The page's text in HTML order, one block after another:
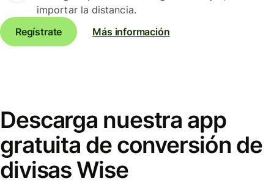
importar la distancia.
Regístrate
Más información
Descarga nuestra app
gratuita de conversión de
divisas Wise